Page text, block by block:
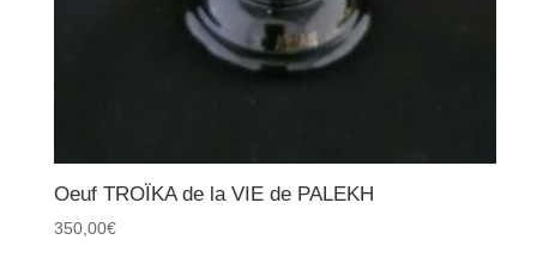
Oeuf TROÏKA de la VIE de PALEKH
350,00€